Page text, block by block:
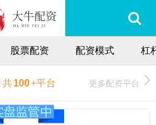
股票配资 配资模式 杠
共100+平台 更多配资平台